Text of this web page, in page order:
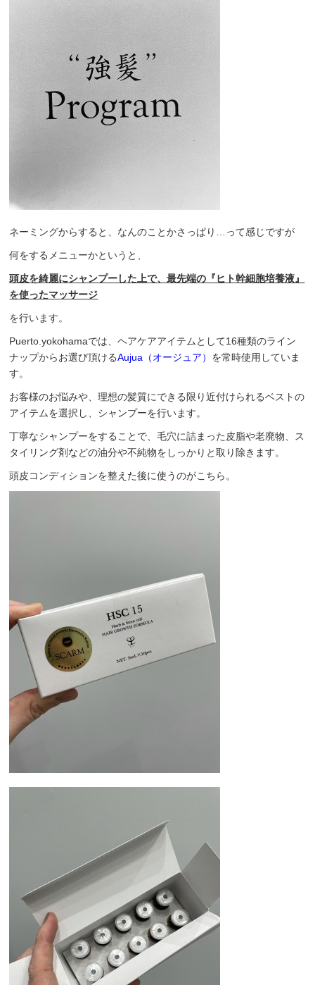
ネーミングからすると、なんのことかさっぱり…って感じですが
何をするメニューかというと、
頭皮を綺麗にシャンプーした上で、最先端の『ヒト幹細胞培養液』
を使ったマッサージ
を行います。
Puerto.yokohamaでは、ヘアケアアイテムとして16種類のライン
ナップからお選び頂けるAujua（オージュア） を常時使用していま
す。
お客様のお悩みや、理想の髪質にできる限り近付けられるベストの
アイテムを選択し、シャンプーを行います。
丁寧なシャンプーをすることで、毛穴に詰まった皮脂や老廃物、ス
タイリング剤などの油分や不純物をしっかりと取り除きます。
頭皮コンディションを整えた後に使うのがこちら。